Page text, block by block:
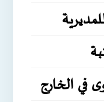
في الخارج